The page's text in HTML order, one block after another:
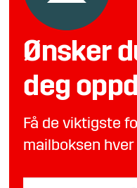
Ønsker
deg
Få de viktigste
mailboksen